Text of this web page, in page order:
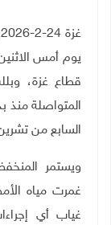
يوم أمس
قطاع غزة،
المتواصلة منذ
السابع من
ويستمر
غمرت مياه
غياب أي